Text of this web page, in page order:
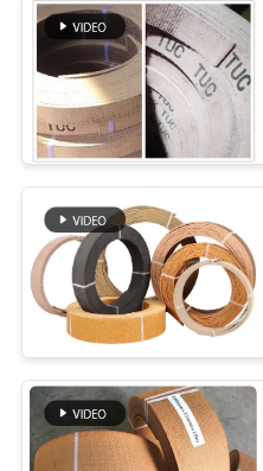
Υλικό
τριβής
φρένων